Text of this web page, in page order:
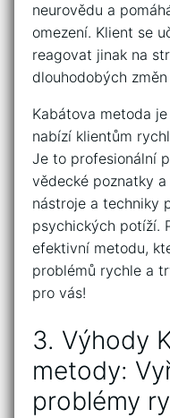
‌neurovědu a
omezení. Klient se
reagovat jinak na
dlouhodobých
Kabátova ⁤metoda
nabízí klientům
Je to profesionální⁢
‌vědecké poznatky⁤
nástroje⁢ a techniky
psychických potíží.
efektivní ⁣metodu,
⁢problémů rychle a
pro ⁤vás!
3. Výhody⁣
metody:
problémy